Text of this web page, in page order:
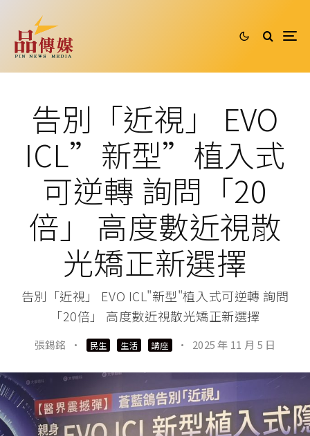
告別「近視」 EVO
ICL”新型”植入式
可逆轉 詢問「20
倍」 高度數近視散
光矯正新選擇
告別「近視」 EVO ICL"新型"植入式可逆轉 詢問
「20倍」 高度數近視散光矯正新選擇
張錫銘 · 民生 生活 講座 · 2025 年 11 月 5 日